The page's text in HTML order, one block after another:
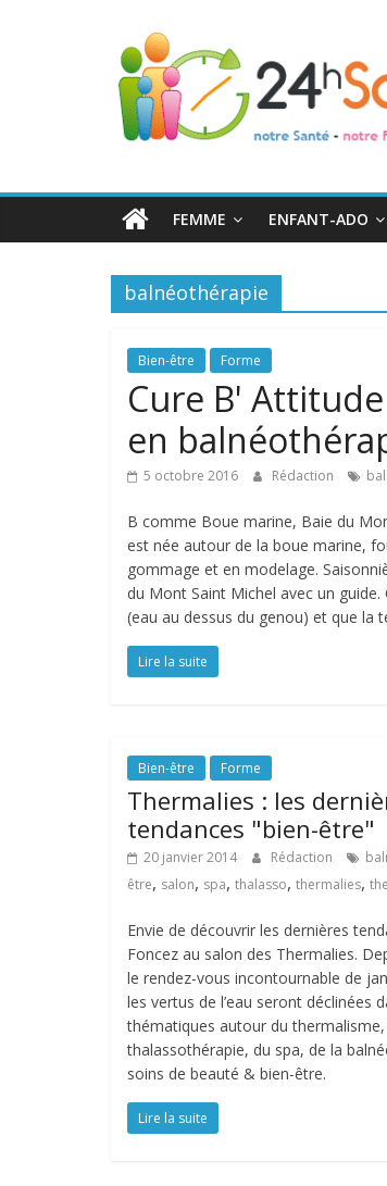
24h
Santé
toute
famille
FEMME ENFANT-ADO
balnéothérapie
Bien-être Forme
Cure B'
en
5 octobre 2016 Rédaction
B comme Boue marine, Baie du
est née autour de la boue marine,
gommage et en modelage.
du Mont Saint Michel avec un
(eau au dessus du genou) et que la
Lire la suite
Bien-être Forme
Thermalies : les
tendances "bien-être"
20 janvier 2014 Rédaction
être, salon, spa, thalasso, thermalies,
Envie de découvrir les dernières
Foncez au salon des Thermalies.
le rendez-vous incontournable de
les vertus de l’eau seront déclinées
thématiques autour du thermalisme,
thalassothérapie, du spa, de la
soins de beauté & bien-être.
Lire la suite